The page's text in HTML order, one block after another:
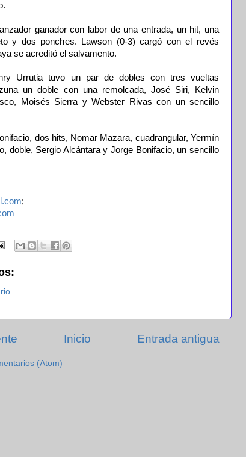
ganador con labor de una entrada, un hit, una
y dos ponches. Lawson (0-3) cargó con el revés
se acreditó el salvamento.
Urrutia tuvo un par de dobles con tres vueltas
un doble con una remolcada, José Siri, Kelvin
Moisés Sierra y Webster Rivas con un sencillo
dos hits, Nomar Mazara, cuadrangular, Yermín
doble, Sergio Alcántara y Jorge Bonifacio, un sencillo
;
Entrada antigua
Inicio
(Atom)